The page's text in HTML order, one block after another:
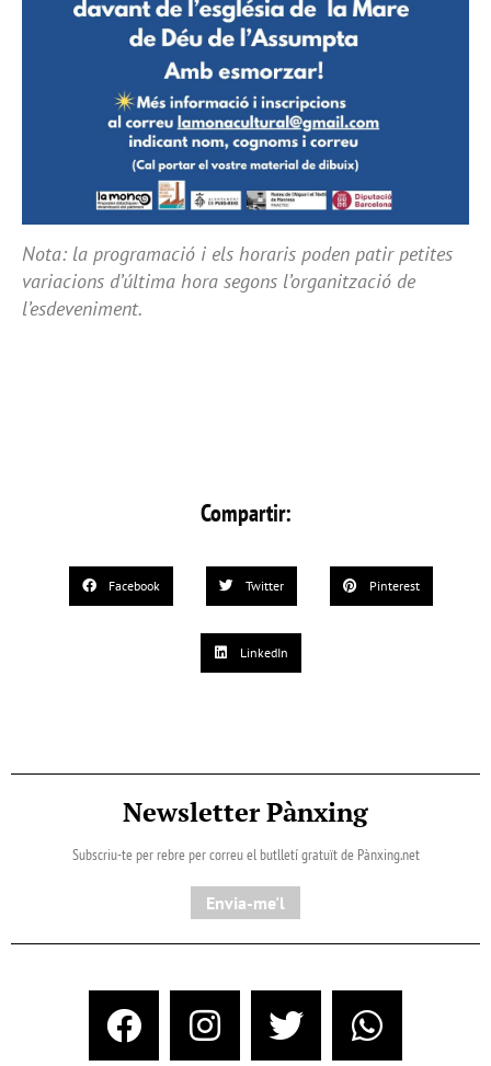
Nota: la programació i els horaris poden patir petites
variacions d’última hora segons l’organització de
l’esdeveniment.
Compartir:
Facebook Twitter Pinterest
LinkedIn
Newsletter Pànxing
Subscriu-te per rebre per correu el butlletí gratuït de Pànxing.net​
Envia-me'l